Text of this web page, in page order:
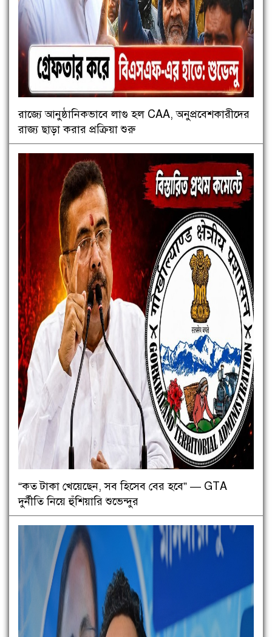
রাজ্যে আনুষ্ঠানিকভাবে লাগু হল CAA, অনুপ্রবেশকারীদের
রাজ্য ছাড়া করার প্রক্রিয়া শুরু
“কত টাকা খেয়েছেন, সব হিসেব বের হবে” — GTA
দুর্নীতি নিয়ে হুঁশিয়ারি শুভেন্দুর